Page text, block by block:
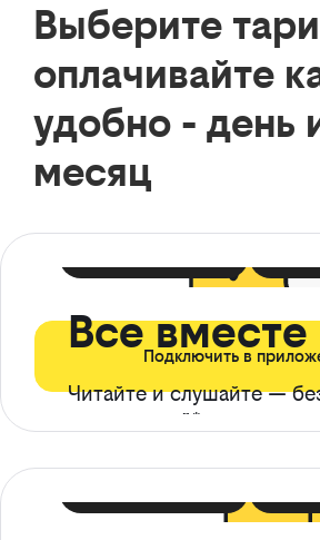
Выберите
оплачивайте
удобно - день
месяц
Все вместе
Читайте и слушайте —
ограничений*
Подключить в